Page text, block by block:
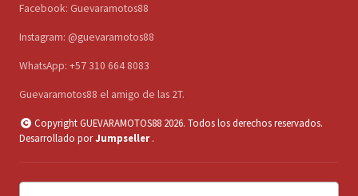
Facebook: Guevaramotos88
Instagram: @guevaramotos88
WhatsApp: +57 310 664 8083
Guevaramotos88 el amigo de las 2T.
Copyright GUEVARAMOTOS88 2026. Todos los derechos reservados.
Desarrollado porJumpseller .